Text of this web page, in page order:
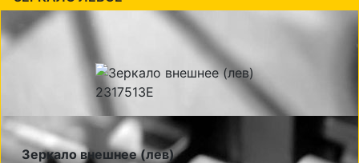
Зеркало внешнее (лев)